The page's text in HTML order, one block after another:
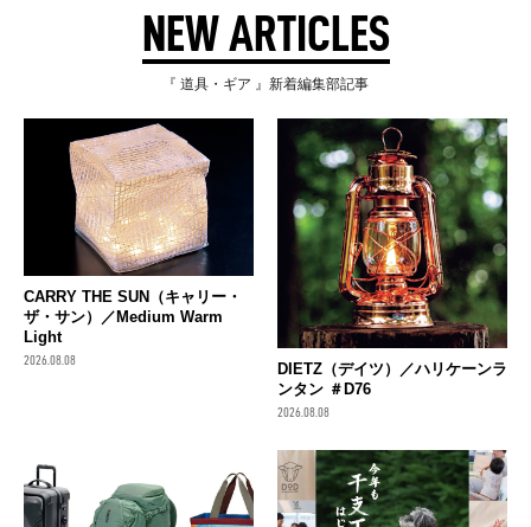
NEW ARTICLES
『 道具・ギア 』新着編集部記事
CARRY THE SUN（キャリー・
ザ・サン）／Medium Warm
Light
2026.08.08
DIETZ（デイツ）／ハリケーンラ
ンタン ＃D76
2026.08.08